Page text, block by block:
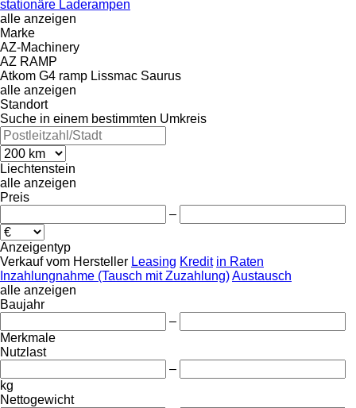
stationäre Laderampen
alle anzeigen
Marke
AZ-Machinery
AZ RAMP
Atkom G4 ramp Lissmac Saurus
alle anzeigen
Standort
Suche in einem bestimmten Umkreis
Liechtenstein
alle anzeigen
Preis
–
Anzeigentyp
Verkauf vom Hersteller Leasing Kredit in Raten
Inzahlungnahme (Tausch mit Zuzahlung)Austausch
alle anzeigen
Baujahr
–
Merkmale
Nutzlast
–
kg
Nettogewicht